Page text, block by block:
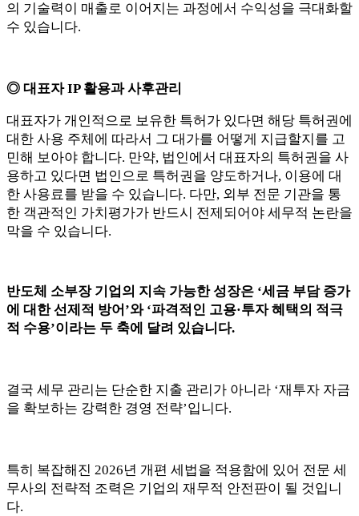
의 기술력이 매출로 이어지는 과정에서 수익성을 극대화할
수 있습니다.
◎ 대표자 IP 활용과 사후관리
대표자가 개인적으로 보유한 특허가 있다면 해당 특허권에
대한 사용 주체에 따라서 그 대가를 어떻게 지급할지를 고
민해 보아야 합니다. 만약, 법인에서 대표자의 특허권을 사
용하고 있다면 법인으로 특허권을 양도하거나, 이용에 대
한 사용료를 받을 수 있습니다. 다만, 외부 전문 기관을 통
한 객관적인 가치평가가 반드시 전제되어야 세무적 논란을
막을 수 있습니다.
반도체 소부장 기업의 지속 가능한 성장은 ‘세금 부담 증가
에 대한 선제적 방어’와 ‘파격적인 고용·투자 혜택의 적극
적 수용’이라는 두 축에 달려 있습니다.
결국 세무 관리는 단순한 지출 관리가 아니라 ‘재투자 자금
을 확보하는 강력한 경영 전략’입니다.
특히 복잡해진 2026년 개편 세법을 적용함에 있어 전문 세
무사의 전략적 조력은 기업의 재무적 안전판이 될 것입니
다.